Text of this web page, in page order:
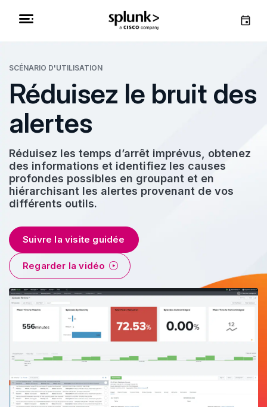
SCÉNARIO D'UTILISATION
Réduisez le bruit des
alertes
Réduisez les temps d’arrêt imprévus, obtenez
des informations et identifiez les causes
profondes possibles en groupant et en
hiérarchisant les alertes provenant de vos
différents outils.
Suivre la visite guidée
Regarder la vidéo